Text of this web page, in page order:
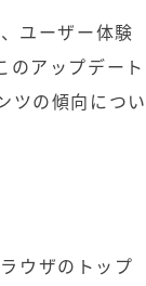
ユーザー体験
のアップデート
ツの傾向につい
ウザのトップ